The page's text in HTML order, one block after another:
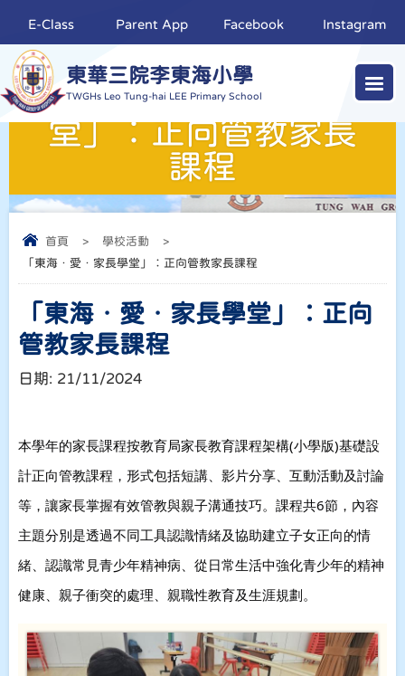
東華三院李東海小學
TWGHs Leo Tung-hai LEE Primary School
E-Class Parent App Facebook Instagram
「東海﹒愛﹒家長學
堂」︰正向管教家長
課程
首頁 > 學校活動
>
「東海﹒愛﹒家長學堂」︰正向管教家長課程
「東海﹒愛﹒家長學堂」︰正向
管教家長課程
日期: 21/11/2024
本學年的家長課程按教育局家長教育課程架構(小學版)基礎設
計正向管教課程，形式包括短講、影片分享、互動活動及討論
等，讓家長掌握有效管教與親子溝通技巧。課程共6節，內容
主題分別是透過不同工具認識情緒及協助建立子女正向的情
緒、認識常見青少年精神病、從日常生活中強化青少年的精神
健康、親子衝突的處理、親職性教育及生涯規劃。